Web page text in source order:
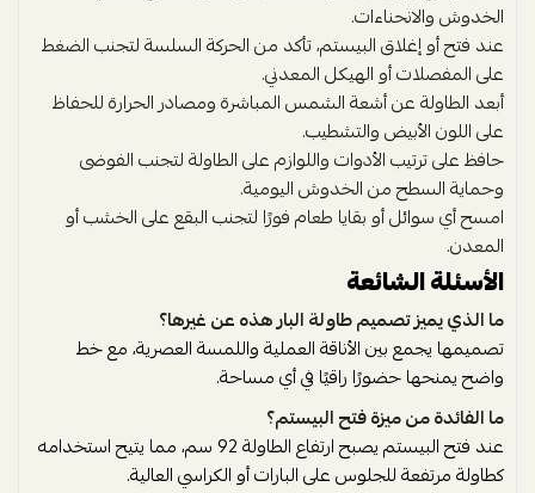
الخدوش والانحناءات.
عند فتح أو إغلاق البيستم، تأكد من الحركة السلسة لتجنب الضغط
على المفصلات أو الهيكل المعدني.
أبعد الطاولة عن أشعة الشمس المباشرة ومصادر الحرارة للحفاظ
على اللون الأبيض والتشطيب.
حافظ على ترتيب الأدوات واللوازم على الطاولة لتجنب الفوضى
وحماية السطح من الخدوش اليومية.
امسح أي سوائل أو بقايا طعام فورًا لتجنب البقع على الخشب أو
المعدن.
الأسئلة الشائعة
ما الذي يميز تصميم طاولة البار هذه عن غيرها؟
تصميمها يجمع بين الأناقة العملية واللمسة العصرية، مع خط
واضح يمنحها حضورًا راقيًا في أي مساحة.
ما الفائدة من ميزة فتح البيستم؟
عند فتح البيستم يصبح ارتفاع الطاولة 92 سم، مما يتيح استخدامه
كطاولة مرتفعة للجلوس على البارات أو الكراسي العالية.